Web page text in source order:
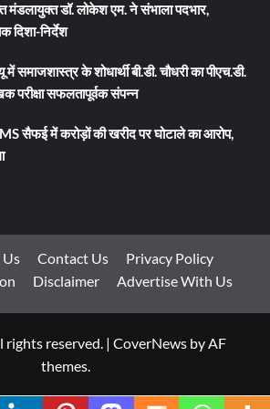
मंडलायुक्त डॉ. लोकेश एम. ने संभाला पदभार,
दिशा-निर्देश
के शोधार्थी बी.डी. चौधरी का पीएच.डी.
परीक्षा सफलतापूर्वक संपन्न
सैफई में करोड़ों की खरीद पर घोटाले का आरोप,
Contact Us
Privacy Policy
Disclaimer Advertise With Us
reserved. | CoverNews by AF
themes.